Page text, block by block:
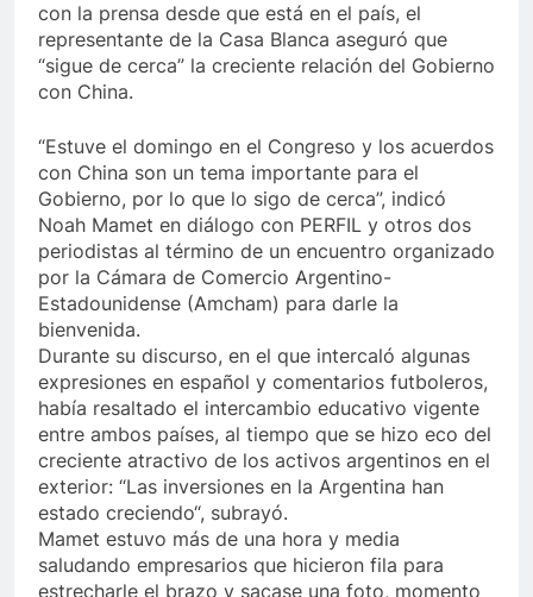
con la prensa desde que está en el país, el
representante de la Casa Blanca aseguró que
“sigue de cerca” la creciente relación del Gobierno
con China.
“Estuve el domingo en el Congreso y los acuerdos
con China son un tema importante para el
Gobierno, por lo que lo sigo de cerca”, indicó
Noah Mamet en diálogo con PERFIL y otros dos
periodistas al término de un encuentro organizado
por la Cámara de Comercio Argentino-
Estadounidense (Amcham) para darle la
bienvenida.
Durante su discurso, en el que intercaló algunas
expresiones en español y comentarios futboleros,
había resaltado el intercambio educativo vigente
entre ambos países, al tiempo que se hizo eco del
creciente atractivo de los activos argentinos en el
exterior: “Las inversiones en la Argentina han
estado creciendo“, subrayó.
Mamet estuvo más de una hora y media
saludando empresarios que hicieron fila para
estrecharle el brazo y sacase una foto, momento